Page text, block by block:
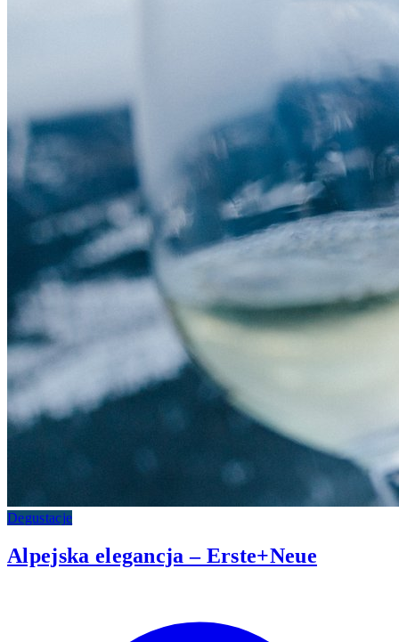
Degustacje
Alpejska elegancja – Erste+Neue